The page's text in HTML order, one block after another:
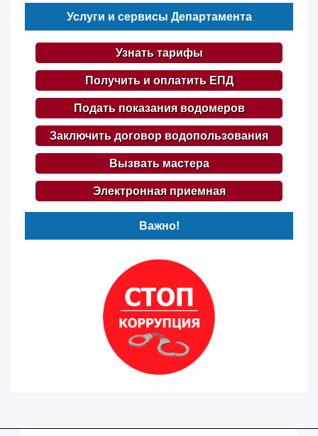
Услуги и сервисы Департамента
Узнать тарифы
Получить и оплатить ЕПД
Подать показания водомеров
Заключить договор водопользования
Вызвать мастера
Электронная приемная
Важно!